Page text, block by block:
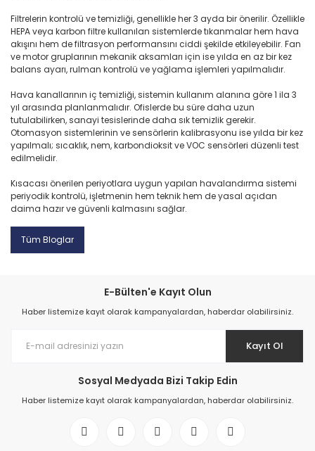
Filtrelerin kontrolü ve temizliği, genellikle her 3 ayda bir önerilir. Özellikle
HEPA veya karbon filtre kullanılan sistemlerde tıkanmalar hem hava
akışını hem de filtrasyon performansını ciddi şekilde etkileyebilir. Fan
ve motor gruplarının mekanik aksamları için ise yılda en az bir kez
balans ayarı, rulman kontrolü ve yağlama işlemleri yapılmalıdır.
Hava kanallarının iç temizliği, sistemin kullanım alanına göre 1 ila 3
yıl arasında planlanmalıdır. Ofislerde bu süre daha uzun
tutulabilirken, sanayi tesislerinde daha sık temizlik gerekir.
Otomasyon sistemlerinin ve sensörlerin kalibrasyonu ise yılda bir kez
yapılmalı; sıcaklık, nem, karbondioksit ve VOC sensörleri düzenli test
edilmelidir.
Kısacası önerilen periyotlara uygun yapılan havalandırma sistemi
periyodik kontrolü, işletmenin hem teknik hem de yasal açıdan
daima hazır ve güvenli kalmasını sağlar.
Tüm Bloglar
E-Bülten'e Kayıt Olun
Haber listemize kayıt olarak kampanyalardan, haberdar olabilirsiniz.
Kayıt Ol
Sosyal Medyada Bizi Takip Edin
Haber listemize kayıt olarak kampanyalardan, haberdar olabilirsiniz.